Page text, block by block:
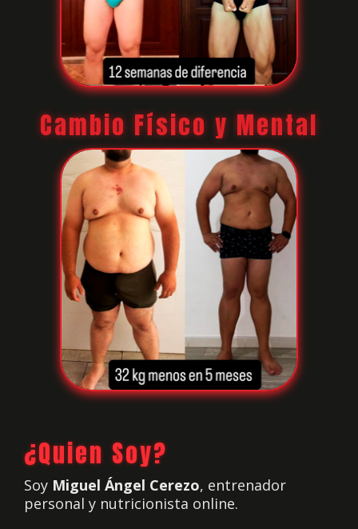
Cambio Físico y Mental
¿Quien Soy?
Soy Miguel Ángel Cerezo, entrenador
personal y nutricionista online.